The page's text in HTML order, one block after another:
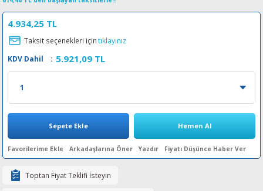
Ribon
CP
Pro
4.934,25 TL
Taksit seçenekleri içintıklayınız
KDV Dahil
: 5.921,09 TL
Sepete Ekle Hemen Al
Arkadaşlarına Öner Yazdır Fiyatı Düşünce Haber Ver
Toptan Fiyat Teklifi İsteyin